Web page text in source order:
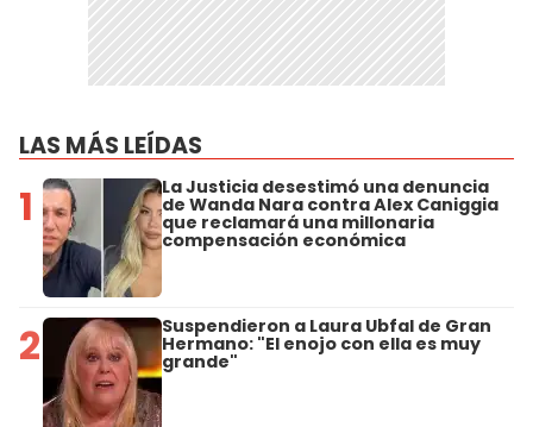
LAS MÁS LEÍDAS
1 La Justicia desestimó una denuncia
de Wanda Nara contra Alex Caniggia
que reclamará una millonaria
compensación económica
2 Suspendieron a Laura Ubfal de Gran
Hermano: "El enojo con ella es muy
grande"